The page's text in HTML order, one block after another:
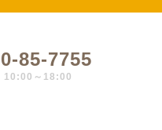
85-7755
～18:00